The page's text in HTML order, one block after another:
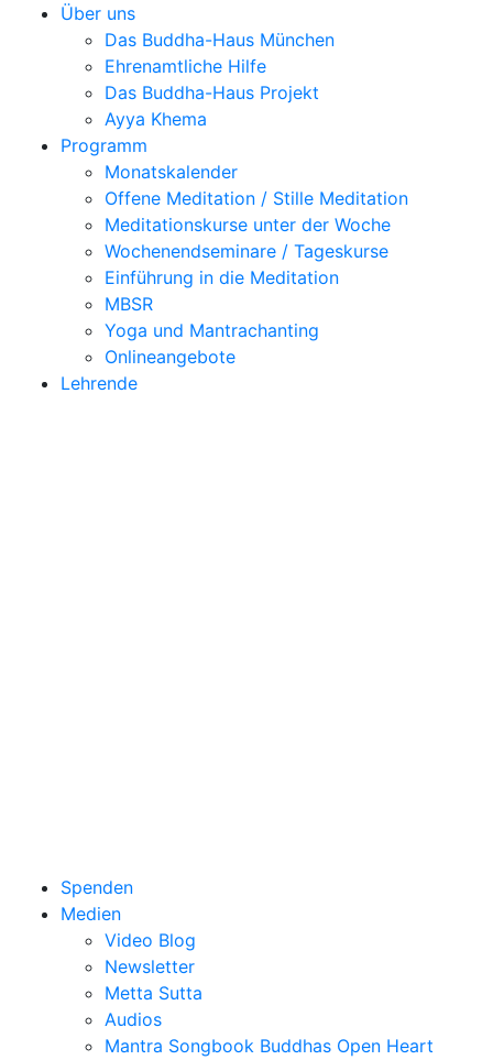
Über uns
Das Buddha-Haus München
Ehrenamtliche Hilfe
Das Buddha-Haus Projekt
Ayya Khema
Programm
Monatskalender
Offene Meditation / Stille Meditation
Meditationskurse unter der Woche
Wochenendseminare / Tageskurse
Einführung in die Meditation
MBSR
Yoga und Mantrachanting
Onlineangebote
Lehrende
Spenden
Medien
Video Blog
Newsletter
Metta Sutta
Audios
Mantra Songbook Buddhas Open Heart